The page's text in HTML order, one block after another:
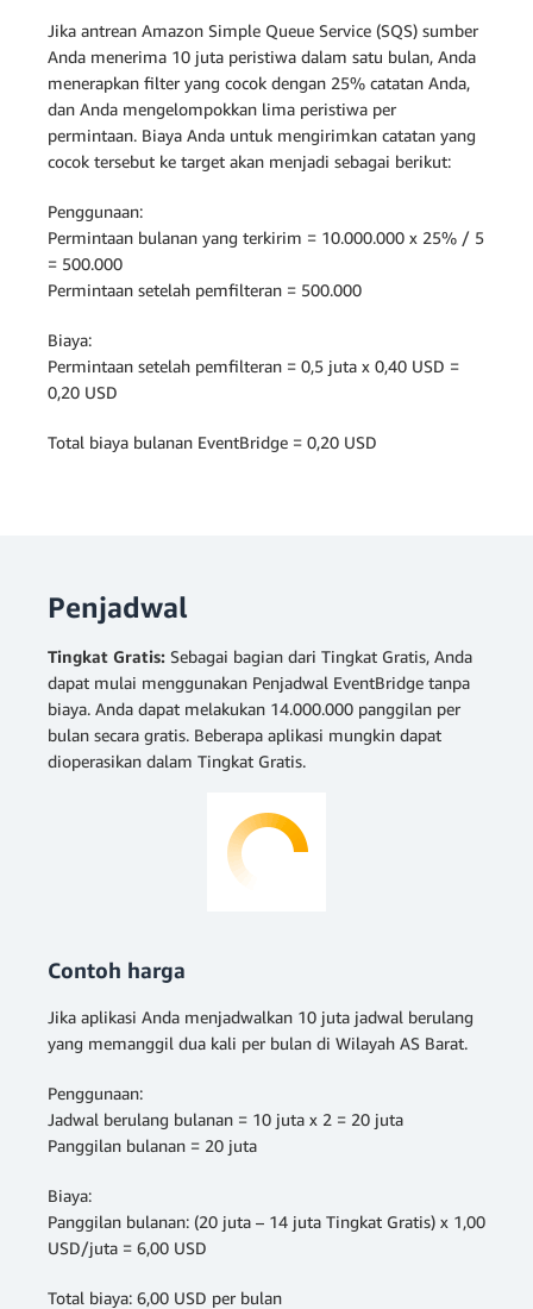
Jika antrean Amazon Simple Queue Service (SQS) sumber
Anda menerima 10 juta peristiwa dalam satu bulan, Anda
menerapkan filter yang cocok dengan 25% catatan Anda,
dan Anda mengelompokkan lima peristiwa per
permintaan. Biaya Anda untuk mengirimkan catatan yang
cocok tersebut ke target akan menjadi sebagai berikut:
Penggunaan:
Permintaan bulanan yang terkirim = 10.000.000 x 25% / 5
= 500.000
Permintaan setelah pemfilteran = 500.000
Biaya:
Permintaan setelah pemfilteran = 0,5 juta x 0,40 USD =
0,20 USD
Total biaya bulanan EventBridge = 0,20 USD
Penjadwal
Tingkat Gratis: Sebagai bagian dari Tingkat Gratis, Anda
dapat mulai menggunakan Penjadwal EventBridge tanpa
biaya. Anda dapat melakukan 14.000.000 panggilan per
bulan secara gratis. Beberapa aplikasi mungkin dapat
dioperasikan dalam Tingkat Gratis.
Contoh harga
Jika aplikasi Anda menjadwalkan 10 juta jadwal berulang
yang memanggil dua kali per bulan di Wilayah AS Barat.
Penggunaan:
Jadwal berulang bulanan = 10 juta x 2 = 20 juta
Panggilan bulanan = 20 juta
Biaya:
Panggilan bulanan: (20 juta – 14 juta Tingkat Gratis) x 1,00
USD/juta = 6,00 USD
Total biaya: 6,00 USD per bulan